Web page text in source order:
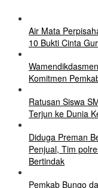
Air Mata
10 Bukti Cinta
Komitmen
Ratusan Siswa
Terjun ke Dunia
Diduga Preman
Penjual, Tim
Bertindak
Pemkab Bungo